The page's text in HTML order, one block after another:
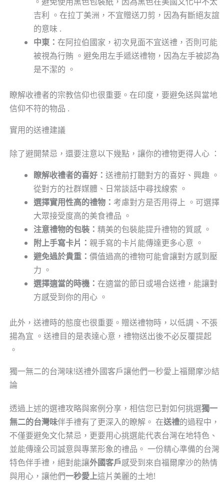
吉利 。在拉丁美洲，不宜贈送刀剪，因為有斷絕友誼
的意味 .
中東： 在阿拉伯國家，初次見面不宜送禮，否則可能
被視為行賄 。避免用左手遞送禮物，因為左手被認為
是不潔的 。
瞭解收禮者的宗教信仰也很重要。在印度，要避免送與當地
信仰不符的物品 .
實用的送禮建議
除了避開禁忌，還要注意以下幾點，讓你的禮物更得人心 ：
瞭解收禮者的喜好： 送禮前打聽對方的喜好、興趣 。
從對方的社群媒體、日常談話中尋找線索 。
選擇實用性高的禮物： 考慮對方是否用得上 。可選擇
大眾接受度高的美食禮品 。
注意禮物的包裝： 精美的包裝能提升禮物的質感 。
附上手寫卡片： 親手寫的卡片能傳達更多心意 。
避免過於貴重： 價值過高的禮物可能會讓對方感到壓
力 。
選擇適當的時機： 在適當的節日或場合送禮，能讓對
方感受到你的用心 。
此外，送禮時的態度也很重要。贈送禮物時，以低調、不張
揚為宜 。送禮目的是表達心意，禮物送出後不必反覆提起
。
獨一無二的台灣味!送禮外國客戶讓他們一秒愛上福爾摩沙結
論
透過上述的選禮攻略與案例分享，相信您已對如何挑選獨一
無二的台灣味伴手禮有了更深入的瞭解。 在送禮的過程中，
不僅要避免文化禁忌，更要用心挑選能代表台灣在地特色、
並能傳達公司誠意與專業形象的禮品。 一份精心準備的台灣
特色伴手禮，絕對能讓外國客戶感受到來自福爾摩沙的熱情
與用心，讓他們一秒愛上這片美麗的土地!